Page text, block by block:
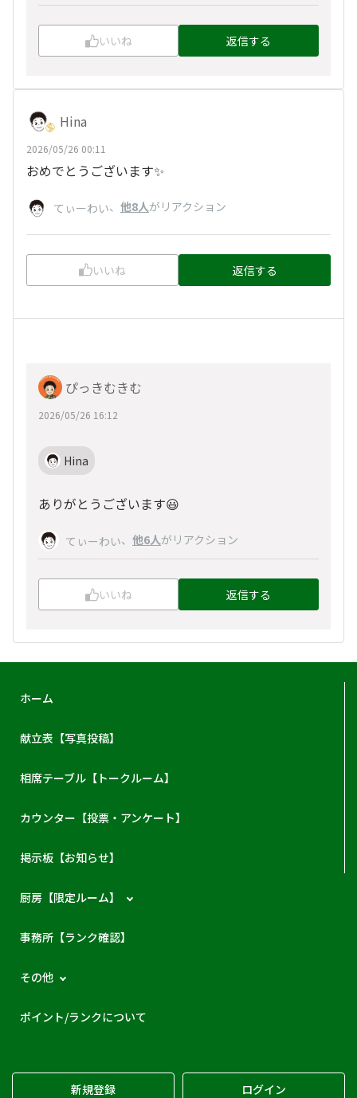
いいね 返信する
Hina
2026/05/26 00:11
おめでとうございます✨
てぃーわい、 他8人がリアクション
いいね 返信する
ぴっきむきむ
2026/05/26 16:12
Hina
ありがとうございます😃
てぃーわい、 他6人がリアクション
いいね 返信する
ホーム
献立表【写真投稿】
相席テーブル【トークルーム】
カウンター【投票・アンケート】
掲示板【お知らせ】
厨房【限定ルーム】
事務所【ランク確認】
その他
ポイント/ランクについて
新規登録 ログイン